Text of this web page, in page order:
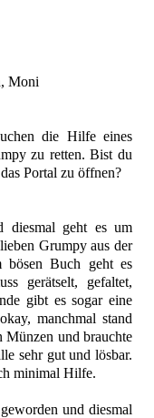
Moni
die Hilfe eines
zu retten. Bist du
Portal zu öffnen?
diesmal geht es um
Grumpy aus der
Buch geht es
gerätselt, gefaltet,
gibt es sogar eine
manchmal stand
Münzen und brauchte
sehr gut und lösbar.
minimal Hilfe.
und diesmal